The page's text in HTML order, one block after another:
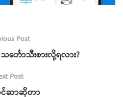
Post
ဘောသီးစားလို့ရလား?
Post
ဆာဆိုတာ